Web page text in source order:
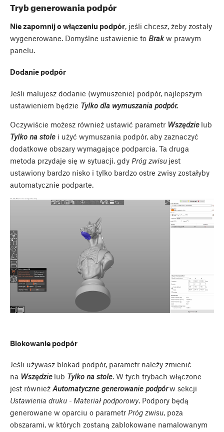
Tryb generowania podpór
Nie zapomnij o włączeniu podpór, jeśli chcesz, żeby zostały
wygenerowane. Domyślne ustawienie to Brakw prawym
panelu.
Dodanie podpór
Jeśli malujesz dodanie (wymuszenie) podpór, najlepszym
ustawieniem będzie Tylko dla wymuszania podpór.
Oczywiście możesz również ustawić parametr Wszędzie lub
Tylko na stole i użyć wymuszania podpór, aby zaznaczyć
dodatkowe obszary wymagające podparcia. Ta druga
metoda przydaje się w sytuacji, gdy Próg zwisu jest
ustawiony bardzo nisko i tylko bardzo ostre zwisy zostałyby
automatycznie podparte.
Blokowanie podpór
Jeśli używasz blokad podpór, parametr należy zmienić
na Wszędzie lub Tylko na stole. W tych trybach włączone
jest również Automatyczne generowanie podpórw sekcji
Ustawienia druku - Materiał podporowy. Podpory będą
generowane w oparciu o parametr Próg zwisu, poza
obszarami, w których zostaną zablokowane namalowanym